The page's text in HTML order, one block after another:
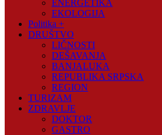
ENERGETIKA
EKOLOGIJA
Politika +
DRUŠTVO
LIČNOSTI
DEŠAVANJA
BANJALUKA
REPUBLIKA SRPSKA
REGION
TURIZAM
ZDRAVLJE
DOKTOR
GASTRO